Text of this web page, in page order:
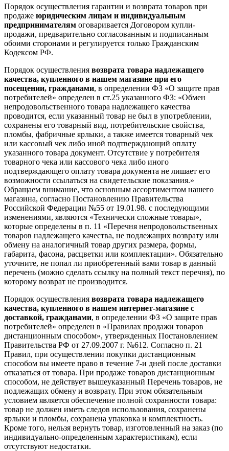
Порядок осуществления гарантии и возврата товаров при
продаже юридическим лицам и индивидуальным
предпринимателям оговаривается Договором купли-
продажи, предварительно согласованным и подписанным
обоими сторонами и регулируется только Гражданским
Кодексом РФ.
Порядок осуществления возврата товара надлежащего
качества, купленного в нашем магазине при его
посещении, гражданами, в определении ФЗ «О защите прав
потребителей» определен в ст.25 указанного ФЗ: «Обмен
непродовольственного товара надлежащего качества
проводится, если указанный товар не был в употреблении,
сохранены его товарный вид, потребительские свойства,
пломбы, фабричные ярлыки, а также имеется товарный чек
или кассовый чек либо иной подтверждающий оплату
указанного товара документ. Отсутствие у потребителя
товарного чека или кассового чека либо иного
подтверждающего оплату товара документа не лишает его
возможности ссылаться на свидетельские показания.»
Обращаем внимание, что основным ассортиментом нашего
магазина, согласно Постановлению Правительства
Российской Федерации №55 от 19.01.98. с последующими
изменениями, являются «Технически сложные товары»,
которые определены в п. 11 «Перечня непродовольственных
товаров надлежащего качества, не подлежащих возврату или
обмену на аналогичный товар других размера, формы,
габарита, фасона, расцветки или комплектации». Обязательно
уточните, не попал ли приобретенный вами товар в данный
перечень (можно сделать ссылку на полный текст перечня), по
которому возврат не производится.
Порядок осуществления возврата товара надлежащего
качества, купленного в нашем интернет-магазине с
доставкой, гражданами, в определении ФЗ «О защите прав
потребителей» определен в «Правилах продажи товаров
дистанционным способом», утвержденных Постановлением
Правительства РФ от 27.09.2007 г. №612. Согласно п. 21
Правил, при осуществлении покупки дистанционным
способом вы имеете право в течение 7-и дней после доставки
отказаться от товара. При продаже товаров дистанционным
способом, не действует вышеуказанный Перечень товаров, не
подлежащих обмену и возврату. При этом обязательным
условием является обеспечение полной сохранности товара:
товар не должен иметь следов использования, сохранены
ярлыки и пломбы, сохранена упаковка и комплектность.
Кроме того, нельзя вернуть товар, изготовленный на заказ (по
индивидуально-определенным характеристикам), если
отсутствуют недостатки.